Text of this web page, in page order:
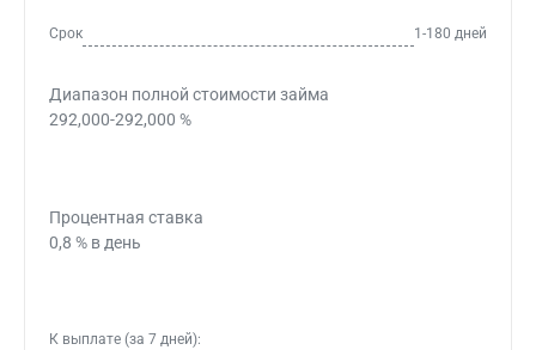
Срок 1-180 дней
Диапазон полной стоимости займа
292,000-292,000 %
Процентная ставка
0,8 % в день
К выплате (за 7 дней):